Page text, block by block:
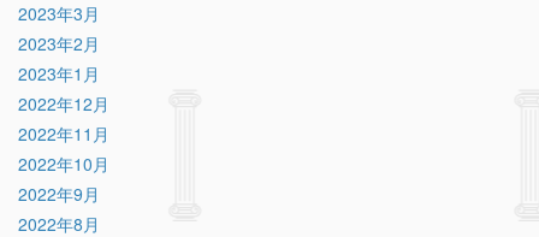
2023年3月
2023年2月
2023年1月
2022年12月
2022年11月
2022年10月
2022年9月
2022年8月